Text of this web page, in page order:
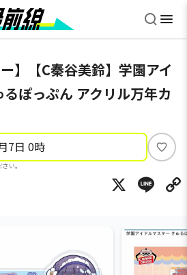
】【C秦谷美鈴】学園アイ
るぽっぷん アクリル万年カ
7日 0時
い。
い
ね
X